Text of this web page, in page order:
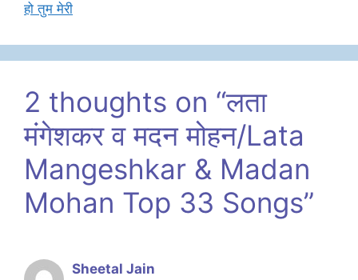
हो तुम मेरी
2 thoughts on “लता
मंगेशकर व मदन मोहन/Lata
Mangeshkar & Madan
Mohan Top 33 Songs”
Sheetal Jain